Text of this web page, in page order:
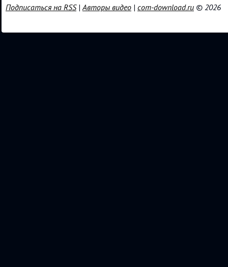
Подписаться на RSS|Авторы видео | com-download.ru © 2026